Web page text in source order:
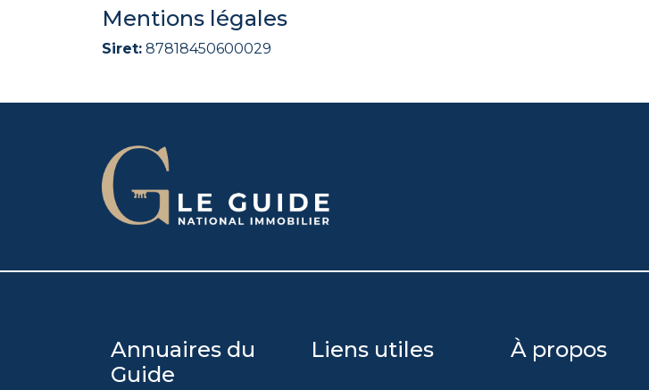
Mentions légales
Siret: 87818450600029
Annuaires du
Guide
Liens utiles À propos